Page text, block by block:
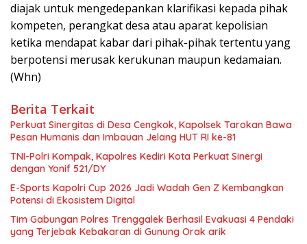
diajak untuk mengedepankan klarifikasi kepada pihak
kompeten, perangkat desa atau aparat kepolisian
ketika mendapat kabar dari pihak-pihak tertentu yang
berpotensi merusak kerukunan maupun kedamaian.
(Whn)
Berita Terkait
Perkuat Sinergitas di Desa Cengkok, Kapolsek Tarokan Bawa
Pesan Humanis dan Imbauan Jelang HUT RI ke-81
TNI-Polri Kompak, Kapolres Kediri Kota Perkuat Sinergi
dengan Yonif 521/DY
E-Sports Kapolri Cup 2026 Jadi Wadah Gen Z Kembangkan
Potensi di Ekosistem Digital
Tim Gabungan Polres Trenggalek Berhasil Evakuasi 4 Pendaki
yang Terjebak Kebakaran di Gunung Orak arik